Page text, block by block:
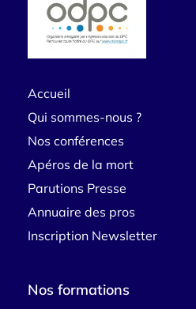
Accueil
Qui sommes-nous ?
Nos conférences
Apéros de la mort
Parutions Presse
Annuaire des pros
Inscription Newsletter
Nos formations